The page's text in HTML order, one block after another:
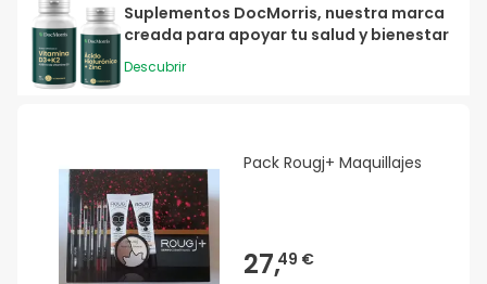
Suplementos DocMorris, nuestra marca
creada para apoyar tu salud y bienestar
Descubrir
Pack Rougj+ Maquillajes
27,49 €